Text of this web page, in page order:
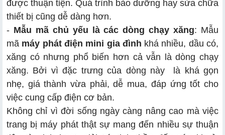
được thuận tiện. Quá trình bảo dưỡng hay sửa chữa
thiết bị cũng dễ dàng hơn.
- Mẫu mã chủ yếu là các dòng chạy xăng: Mẫu
mã máy phát điện mini gia đình khá nhiều, dầu có,
xăng có nhưng phổ biến hơn cả vẫn là dòng chạy
xăng. Bởi vì đặc trưng của dòng này là khá gọn
nhẹ, giá thành vừa phải, dễ mua, đáp ứng tốt cho
việc cung cấp điện cơ bản.
Không chỉ vì đời sống ngày càng nâng cao mà việc
trang bị máy phát thật sự mang đến nhiều sự thuận